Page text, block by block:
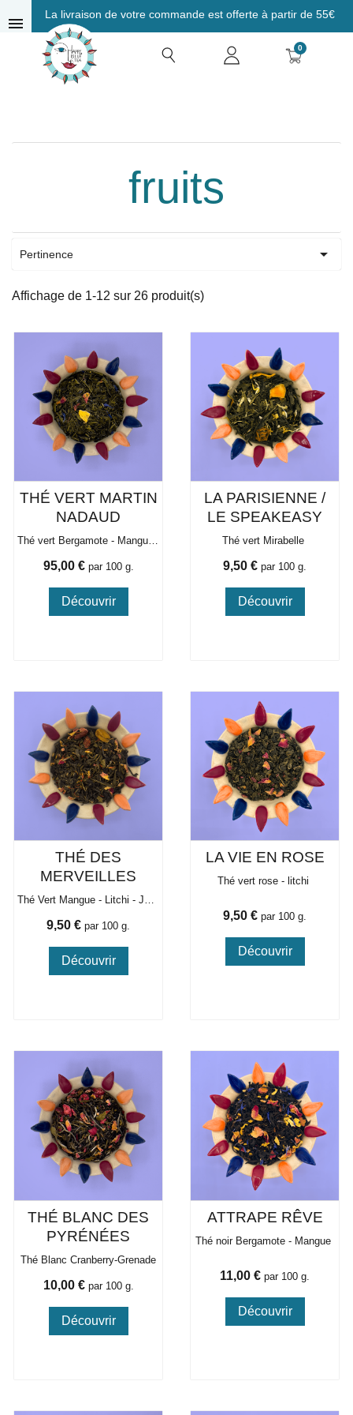
La livraison de votre commande est offerte à partir de 55€
0
fruits
Pertinence 
Affichage de 1-12 sur 26 produit(s)
THÉ VERT MARTIN
NADAUD
Thé vert Bergamote - Mangue - fleurs
Prix
95,00 € par 100 g.
Découvrir
LA PARISIENNE /
LE SPEAKEASY
Thé vert Mirabelle
Prix
9,50 € par 100 g.
Découvrir
THÉ DES
MERVEILLES
Thé Vert Mangue - Litchi - Jasmin
Prix
9,50 € par 100 g.
Découvrir
LA VIE EN ROSE
Thé vert rose - litchi
Prix
9,50 € par 100 g.
Découvrir
THÉ BLANC DES
PYRÉNÉES
Thé Blanc Cranberry-Grenade
Prix
10,00 € par 100 g.
Découvrir
ATTRAPE RÊVE
Thé noir Bergamote - Mangue
Prix
11,00 € par 100 g.
Découvrir
menu